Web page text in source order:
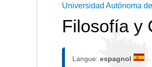
Universidad Autónoma
Filosofía y
Langue: espagnol